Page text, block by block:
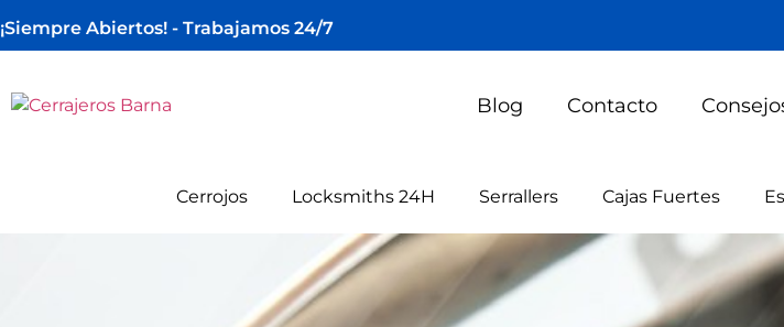
¡Siempre Abiertos! - Trabajamos 24/7
Blog Contacto
Cerrojos Locksmiths 24H Serrallers Cajas Fuertes